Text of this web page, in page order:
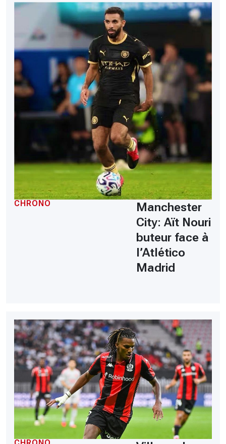
CHRONO
Manchester
City: Aït Nouri
buteur face à
l’Atlético
Madrid